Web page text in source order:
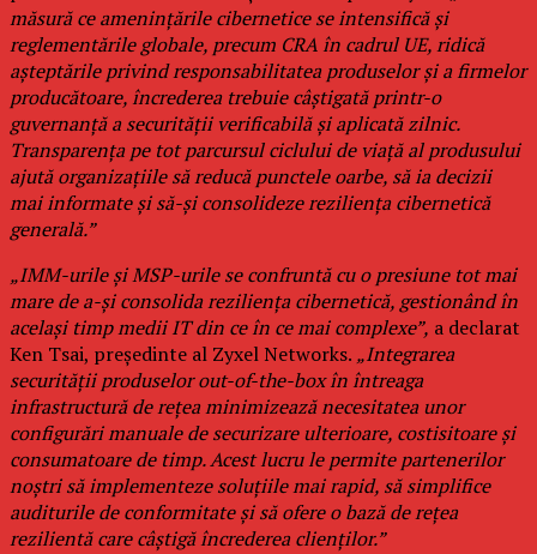
măsură ce amenințările cibernetice se intensifică și
reglementările globale, precum CRA în cadrul UE, ridică
așteptările privind responsabilitatea produselor și a firmelor
producătoare, încrederea trebuie câștigată printr-o
guvernanță a securității verificabilă și aplicată zilnic.
Transparența pe tot parcursul ciclului de viață al produsului
ajută organizațiile să reducă punctele oarbe, să ia decizii
mai informate și să-și consolideze reziliența cibernetică
generală.”
„IMM-urile și MSP-urile se confruntă cu o presiune tot mai
mare de a-și consolida reziliența cibernetică, gestionând în
același timp medii IT din ce în ce mai complexe”, a declarat
Ken Tsai, președinte al Zyxel Networks. „Integrarea
securității produselor out-of-the-box în întreaga
infrastructură de rețea minimizează necesitatea unor
configurări manuale de securizare ulterioare, costisitoare și
consumatoare de timp. Acest lucru le permite partenerilor
noștri să implementeze soluțiile mai rapid, să simplifice
auditurile de conformitate și să ofere o bază de rețea
rezilientă care câștigă încrederea clienților.”